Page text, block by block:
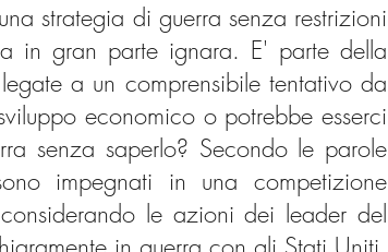
strategia di guerra senza restrizioni
in gran parte ignara. E' parte della
a un comprensibile tentativo da
economico o potrebbe esserci
senza saperlo? Secondo le parole
impegnati in una competizione
le azioni dei leader del